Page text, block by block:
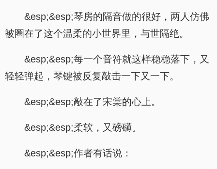
&esp;&esp;琴房的隔音做的很好，两人仿佛
被圈在了这个温柔的小世界里，与世隔绝。
&esp;&esp;每一个音符就这样稳稳落下，又
轻轻弹起，琴键被反复敲击一下又一下。
&esp;&esp;敲在了宋棠的心上。
&esp;&esp;柔软，又磅礴。
&esp;&esp;作者有话说：